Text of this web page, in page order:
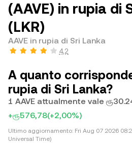
(AAVE) in rupia di
(LKR)
AAVE in rupia di Sri Lanka
4,2
A quanto
rupia di Sri Lanka?
1 AAVE attualmente vale
+ரூ576,78(+2,00%)
Ultimo aggiornamento: Fri Aug 07 2026
Universal Time)